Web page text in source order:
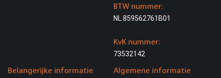
Belangerijke informatie Algemene informatie
BTW nummer:
NL 859562761B01
KvK nummer:
73532142